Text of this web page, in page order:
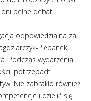
dni pełne debat,
odpowiedzialna za
Plebanek,
Podczas wydarzenia
potrzebach
Nie zabrakło również
i dzielić się